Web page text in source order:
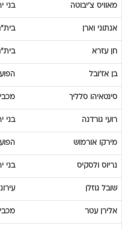
מאוויס צ'יבוטה בני
אנתוני וארן
חן עזרא
בן אז'ובל
סינטאיהו סלליך
רועי גורדנה בני
מירקו אורמוש
נריוס ולסקיס בני
שובל גוזלן
אלירן עטר